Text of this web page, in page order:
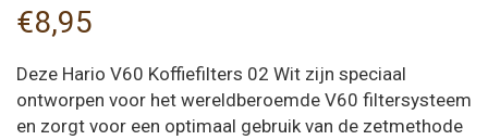
€8,95
Deze Hario V60 Koffiefilters 02 Wit zijn speciaal
ontworpen voor het wereldberoemde V60 filtersysteem
en zorgt voor een optimaal gebruik van de zetmethode